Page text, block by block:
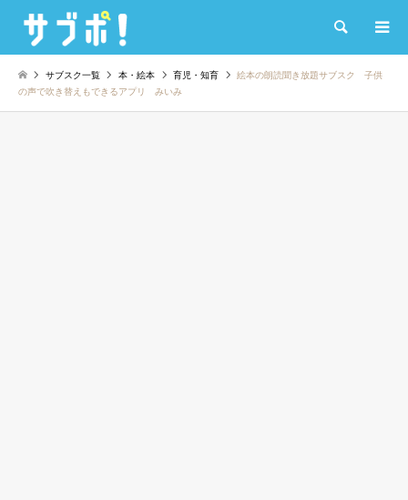
検索
サブスク一覧 本・絵本 育児・知育
絵本の朗読聞き放題サブスク 子供
の声で吹き替えもできるアプリ みいみ